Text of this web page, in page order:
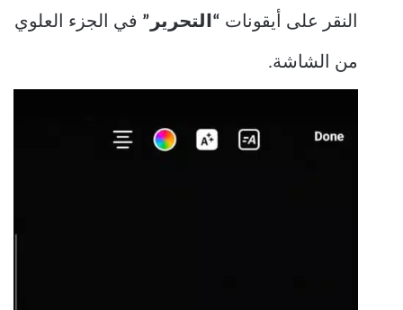
النقر على أيقونات “التحرير” في الجزء العلوي
من الشاشة.